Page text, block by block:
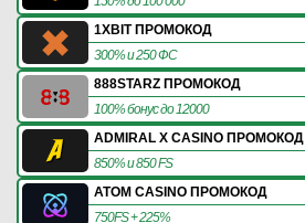
1XBIT ПРОМОКОД
300% и 250 ФС
888STARZ ПРОМОКОД
100% бонус до 12000
ADMIRAL X CASINO ПРОМОКОД
850% и 850 FS
ATOM CASINO ПРОМОКОД
750FS + 225%